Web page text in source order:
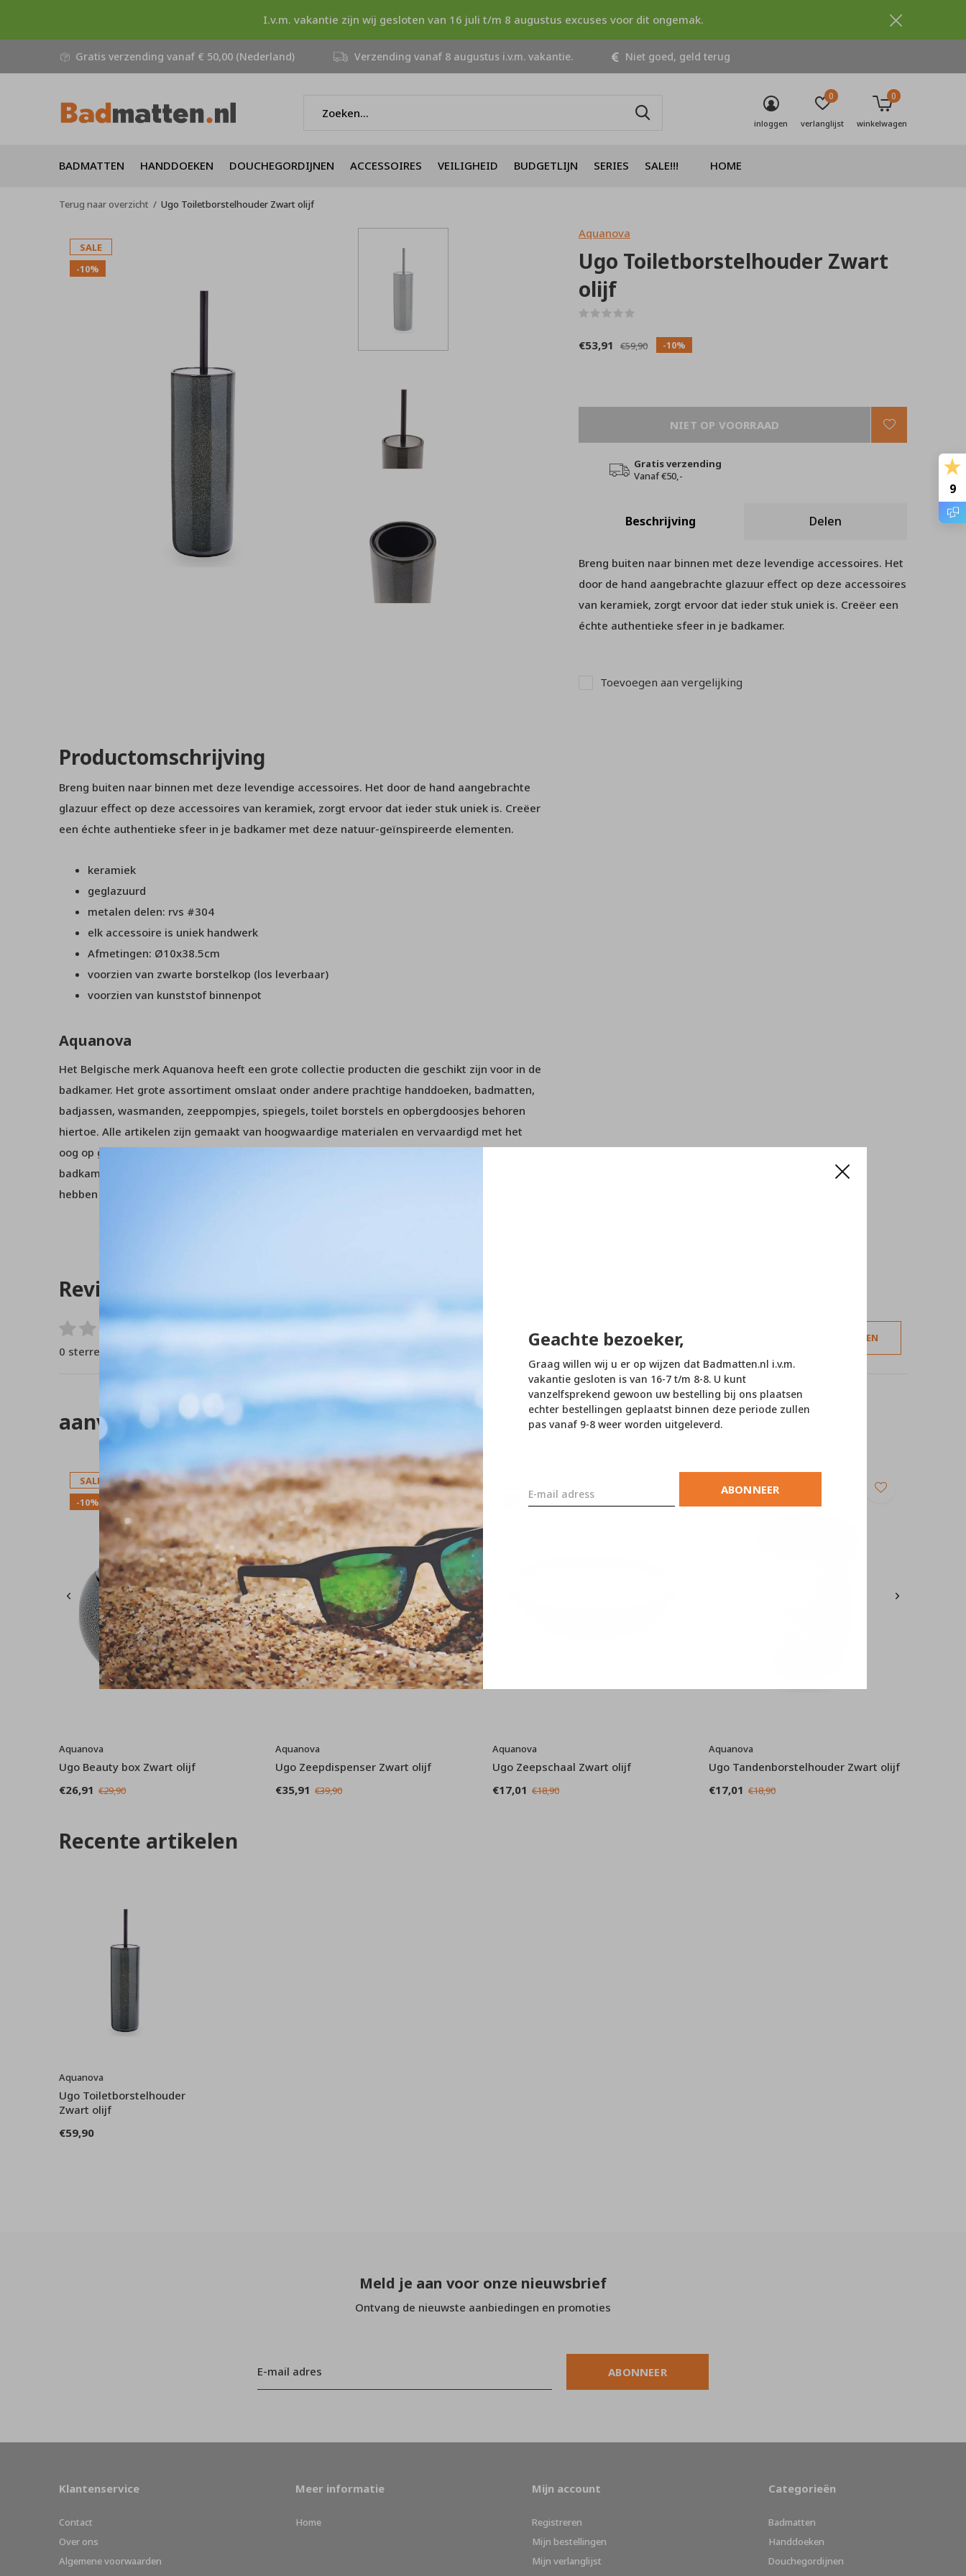
Geachte bezoeker,
Graag willen wij u er op wijzen dat Badmatten.nl i.v.m.
vakantie gesloten is van 16-7 t/m 8-8. U kunt
vanzelfsprekend gewoon uw bestelling bij ons plaatsen
echter bestellingen geplaatst binnen deze periode zullen
pas vanaf 9-8 weer worden uitgeleverd.
ABONNEER
BADMATTEN HANDDOEKEN DOUCHEGORDIJNEN ACCESSOIRES VEILIGHEID BUDGETLIJN SERIES SALE!!! HOME
inloggen verlanglijst
0
winkelwagen
0
Gratis verzending vanaf € 50,00 (Nederland) Verzending vanaf 8 augustus i.v.m. vakantie. Niet goed, geld terug
I.v.m. vakantie zijn wij gesloten van 16 juli t/m 8 augustus excuses voor dit ongemak.
Terug naar overzicht Ugo Toiletborstelhouder Zwart olijf
SALE
-10%
Aquanova
Ugo Toiletborstelhouder Zwart
olijf
€53,91 €59,90 -10%
NIET OP VOORRAAD
Gratis verzending
Vanaf €50,-
Beschrijving Delen
Breng buiten naar binnen met deze levendige accessoires. Het
door de hand aangebrachte glazuur effect op deze accessoires
van keramiek, zorgt ervoor dat ieder stuk uniek is. Creëer een
échte authentieke sfeer in je badkamer.
Toevoegen aan vergelijking
Productomschrijving
Breng buiten naar binnen met deze levendige accessoires. Het door de hand aangebrachte
glazuur effect op deze accessoires van keramiek, zorgt ervoor dat ieder stuk uniek is. Creëer
een échte authentieke sfeer in je badkamer met deze natuur-geïnspireerde elementen.
keramiek
geglazuurd
metalen delen: rvs #304
elk accessoire is uniek handwerk
Afmetingen: Ø10x38.5cm
voorzien van zwarte borstelkop (los leverbaar)
voorzien van kunststof binnenpot
Aquanova
Het Belgische merk Aquanova heeft een grote collectie producten die geschikt zijn voor in de
badkamer. Het grote assortiment omslaat onder andere prachtige handdoeken, badmatten,
badjassen, wasmanden, zeeppompjes, spiegels, toilet borstels en opbergdoosjes behoren
hiertoe. Alle artikelen zijn gemaakt van hoogwaardige materialen en vervaardigd met het
oog op gebruikersgemak. Met de prachtige duurzame producten van Aquanova geeft u uw
badkamer in een handomdraai een rustgevende en mooie sfeer! Mocht u verder nog vragen
hebben over dit product of over iets anders, neem dan contact op met onze
Reviews
0
0 sterren op basis van 0 beoordelingen
JE BEOORDELING TOEVOEGEN
aanverwante artikelen
SALE
-10%
Aquanova
Ugo Beauty box Zwart olijf
€26,91 €29,90
SALE
-10%
Aquanova
Ugo Zeepdispenser Zwart olijf
€35,91 €39,90
-10%
Aquanova
Ugo Zeepschaal Zwart olijf
€17,01 €18,90
Aquanova
Ugo Tandenborstelhouder Zwart olijf
€17,01 €18,90
Recente artikelen
Aquanova
Ugo Toiletborstelhouder
Zwart olijf
€59,90
Meld je aan voor onze nieuwsbrief
Ontvang de nieuwste aanbiedingen en promoties
ABONNEER
Klantenservice
Contact
Over ons
Algemene voorwaarden
Meer informatie
Home
Mijn account
Registreren
Mijn bestellingen
Mijn verlanglijst
Categorieën
Badmatten
Handdoeken
Douchegordijnen
9